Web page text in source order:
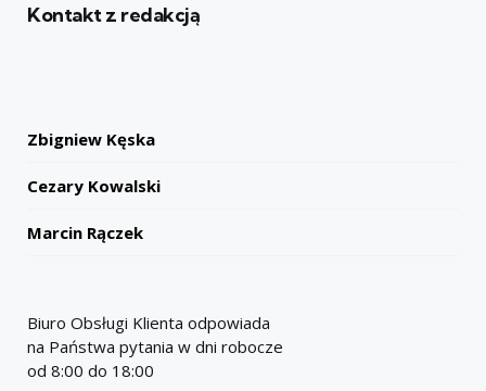
Kontakt z redakcją
Zbigniew Kęska
Cezary Kowalski
Marcin Rączek
Biuro Obsługi Klienta odpowiada
na Państwa pytania w dni robocze
od 8:00 do 18:00